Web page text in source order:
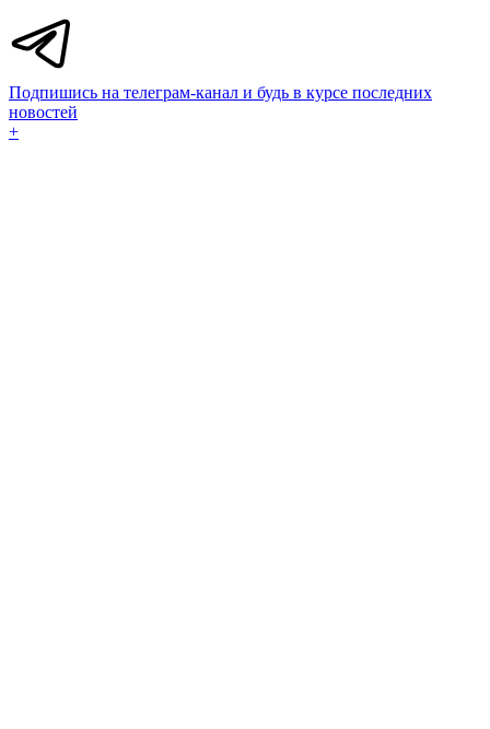
Подпишись на телеграм-канал и будь в курсе последних
новостей
+